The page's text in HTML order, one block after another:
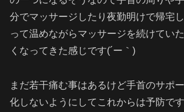
分でマッサージしたり夜勤明けで帰宅
って温めながらマッサージを続けてい
くなってきた感じです(´ー｀)
まだ若干痛む事はあるけど手首のサポ
化しないようにしてこれからは予防で